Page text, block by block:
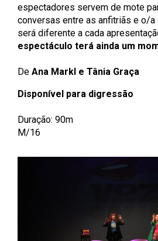
espectadores servem de mote
conversas entre as anfitriãs e o/a
será diferente a cada
espectáculo terá ainda um
De Ana Markl e Tânia Graça
Disponível para digressão
Duração: 90m
M/16